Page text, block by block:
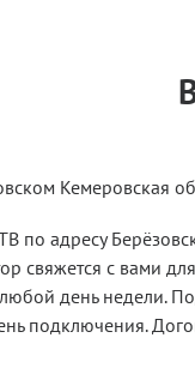
Кемеровская
по адресу
свяжется с вами
день недели.
подключения.